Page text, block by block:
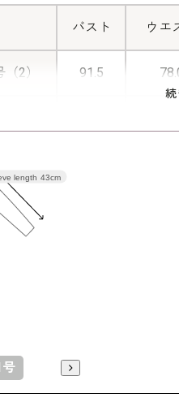
続
バスト ウエ
（2） 91.5
素材
length 43cm
号